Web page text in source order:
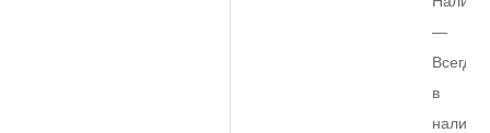
—
Всегда
в